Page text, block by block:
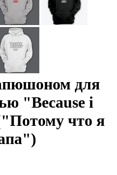
для
"Because i
что я